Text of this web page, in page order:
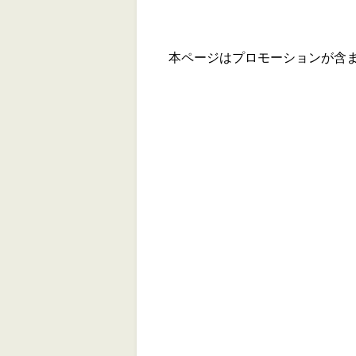
本ページはプロモーションが含